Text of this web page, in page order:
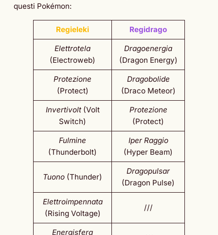
questi Pokémon:
Regieleki Regidrago
Elettrotela
(Electroweb)
Dragoenergia
(Dragon Energy)
Protezione
(Protect)
Dragobolide
(Draco Meteor)
Invertivolt (Volt
Switch)
Protezione
(Protect)
Fulmine
(Thunderbolt)
Iper Raggio
(Hyper Beam)
Tuono (Thunder)
Dragopulsar
(Dragon Pulse)
Elettroimpennata
(Rising Voltage)
///
Energisfera